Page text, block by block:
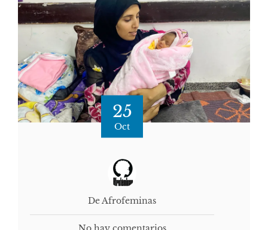
25
Oct
De Afrofeminas